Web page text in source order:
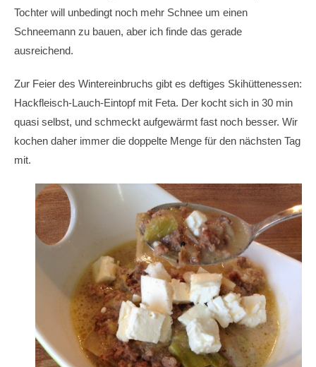
Tochter will unbedingt noch mehr Schnee um einen
Schneemann zu bauen, aber ich finde das gerade
ausreichend.
Zur Feier des Wintereinbruchs gibt es deftiges Skihüttenessen:
Hackfleisch-Lauch-Eintopf mit Feta. Der kocht sich in 30 min
quasi selbst, und schmeckt aufgewärmt fast noch besser. Wir
kochen daher immer die doppelte Menge für den nächsten Tag
mit.